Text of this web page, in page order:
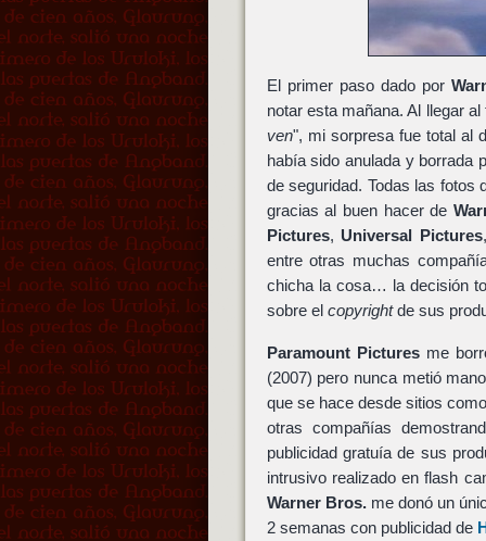
El primer paso dado por
notar esta mañana. Al llegar
ven", mi sorpresa fue total al
había sido anulada y borrada
de seguridad. Todas las fotos
gracias al buen hacer de
Pictures, Universal Pictures
entre otras muchas
chicha la cosa… la decisión
sobre el copyrightde sus
Paramount Picturesme
(2007) pero nunca metió
que se hace desde sitios
otras compañías
publicidad gratuía de sus
intrusivo realizado en flash
Warner Bros.me donó un
2 semanas con publicidad de